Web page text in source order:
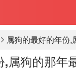
属狗的最好的年份,
,属狗的那年